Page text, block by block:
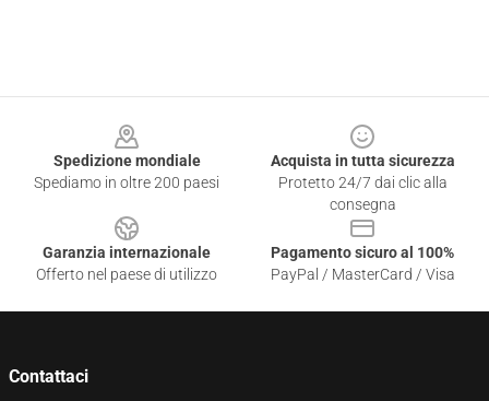
Spedizione mondiale
Spediamo in oltre 200 paesi
Acquista in tutta sicurezza
Protetto 24/7 dai clic alla
consegna
Garanzia internazionale
Offerto nel paese di utilizzo
Pagamento sicuro al 100%
PayPal / MasterCard / Visa
Contattaci